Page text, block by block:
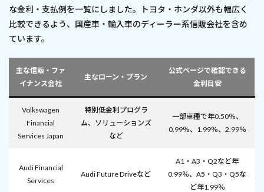
な金利・支払例を一覧にしました。トヨタ・ホンダ以外も幅広く
比較できるよう、国産車・輸入車のディーラー系信販会社を含め
ています。
主な信販・ファ
イナンス会社
主なローン・プラン
公式ページで確認できる
金利目安
Volkswagen
Financial
Services Japan
特別低金利プログラ
ム、ソリューションズ
など
一部車種で年0.50％、
0.99％、1.99％、2.99％
Audi Financial
Services
Audi Future Driveなど
A1・A3・Q2など年
0.99％、A5・Q3・Q5な
ど年1.99％